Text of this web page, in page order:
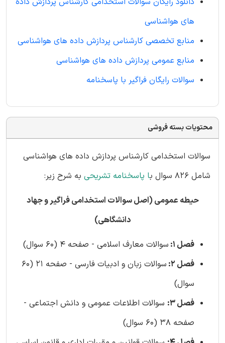
های هواشناسی
منابع تخصصی کارشناس پردازش داده های هواشناسی
منابع عمومی پردازش داده های هواشناسی
سوالات رایگان فراگیر با پاسخنامه
محتویات بسته فروشی
سوالات استخدامی کارشناس پردازش داده های هواشناسی
شامل 826 سوال ب
ا پاسخنامه تشریحی به شرح زیر:
حیطه عمومی (اصل سوالات استخدامی فراگیر و جهاد
دانشگاهی)
فصل 1:
سوالات معارف اسلامی - صفحه 4 (60 سوال)
فصل 2:
سوالات زبان و ادبیات فارسی - صفحه 21 (60
سوال)
فصل 3:
سوالات اطلاعات عمومی و دانش اجتماعی -
صفحه 38 (60 سوال)